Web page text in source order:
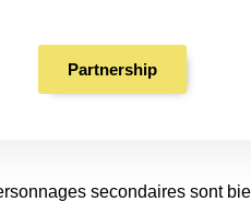
Partnership
secondaires sont